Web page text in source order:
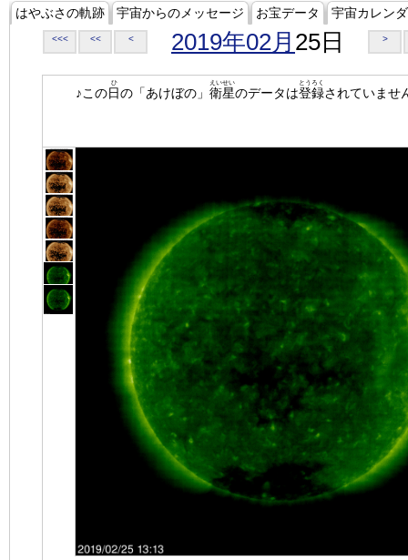
はやぶさの軌跡 宇宙からのメッセージ お宝データ 宇宙カレン
<<< << < 2019年02月 25日 >
♪この日
ひ
の「あけぼの」 衛星
えいせい
のデータは登録
とうろく
されていませ